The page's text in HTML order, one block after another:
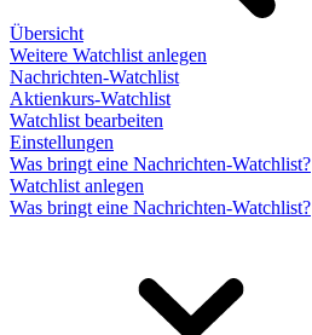
Übersicht
Weitere Watchlist anlegen
Nachrichten-Watchlist
Aktienkurs-Watchlist
Watchlist bearbeiten
Einstellungen
Was bringt eine Nachrichten-Watchlist?
Watchlist anlegen
Was bringt eine Nachrichten-Watchlist?